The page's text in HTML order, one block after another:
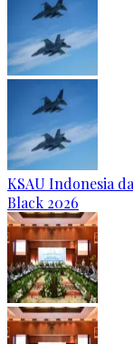
KSAU Indonesia
Black 2026